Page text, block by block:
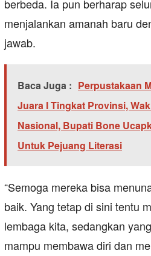
berbeda. Ia pun berharap
menjalankan amanah baru
jawab.
Baca Juga : Perpustakaan
Juara I Tingkat Provinsi,
Nasional, Bupati Bone
Untuk Pejuang Literasi
“Semoga mereka bisa
baik. Yang tetap di sini tentu
lembaga kita, sedangkan
mampu membawa diri dan